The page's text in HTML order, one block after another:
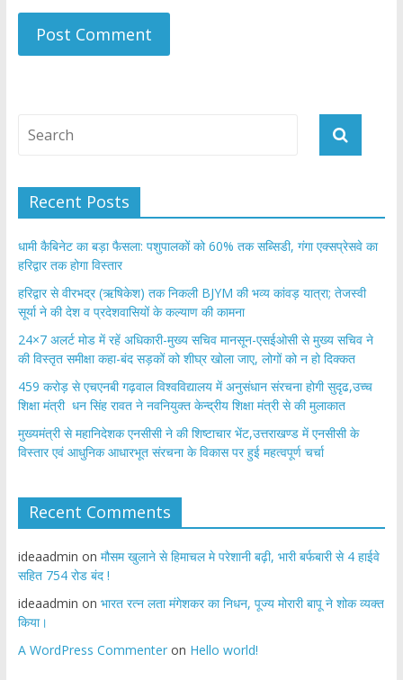
Recent Posts
​धामी कैबिनेट का बड़ा फैसला: पशुपालकों को 60% तक सब्सिडी, गंगा एक्सप्रेसवे का
हरिद्वार तक होगा विस्तार
​हरिद्वार से वीरभद्र (ऋषिकेश) तक निकली BJYM की भव्य कांवड़ यात्रा; तेजस्वी
सूर्या ने की देश व प्रदेशवासियों के कल्याण की कामना
24×7 अलर्ट मोड में रहें अधिकारी-मुख्य सचिव मानसून-एसईओसी से मुख्य सचिव ने
की विस्तृत समीक्षा कहा-बंद सड़कों को शीघ्र खोला जाए, लोगों को न हो दिक्कत
459 करोड़ से एचएनबी गढ़वाल विश्वविद्यालय में अनुसंधान संरचना होगी सुदृढ,उच्च
शिक्षा मंत्री धन सिंह रावत ने नवनियुक्त केन्द्रीय शिक्षा मंत्री से की मुलाकात
मुख्यमंत्री से महानिदेशक एनसीसी ने की शिष्टाचार भेंट,उत्तराखण्ड में एनसीसी के
विस्तार एवं आधुनिक आधारभूत संरचना के विकास पर हुई महत्वपूर्ण चर्चा
Recent Comments
ideaadmin on मौसम खुलाने से हिमाचल मे परेशानी बढ़ी, भारी बर्फबारी से 4 हाईवे
सहित 754 रोड बंद !
ideaadmin on भारत रत्न लता मंगेशकर का निधन, पूज्य मोरारी बापू ने शोक व्यक्त
किया।
A WordPress Commenteron Hello world!